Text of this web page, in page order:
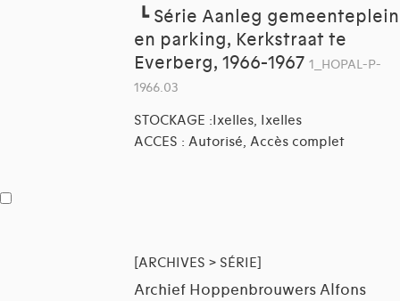
┗ Série Aanleg gemeenteplein
en parking, Kerkstraat te
Everberg, 1966-1967 1_HOPAL-P-
1966.03
STOCKAGE :Ixelles, Ixelles
ACCES : Autorisé, Accès complet
[ARCHIVES > SÉRIE]
Archief Hoppenbrouwers Alfons